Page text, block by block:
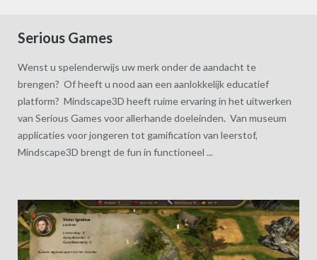
Serious Games
Wenst u spelenderwijs uw merk onder de aandacht te
brengen? Of heeft u nood aan een aanlokkelijk educatief
platform? Mindscape3D heeft ruime ervaring in het uitwerken
van Serious Games voor allerhande doeleinden. Van museum
applicaties voor jongeren tot gamification van leerstof,
Mindscape3D brengt de fun in functioneel ...